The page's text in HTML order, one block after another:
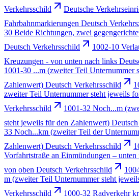
Verkehrsschild
Deutsche
Fahrbahnmarkierungen Deutsch
30 Beide Richtungen, zwei
Deutsch Verkehrsschild
1002-10
Kreuzungen - von unten nach links
1001-30 ...m (zweiter Teil Unternummer
Zahlenwert) Deutsch Verkehrsschild
zweiter Teil Unternummer steht jeweils
Verkehrsschild
1001-32 Noch...m
steht jeweils für den Zahlenwert)
33 Noch...km (zweiter Teil der
Zahlenwert) Deutsch Verkehrsschild
Vorfahrtstraße an Einmündungen –
von oben Deutsch Verkehrsschild
m (zweiter Teil Unternummer steht
Verkehrsschild
1000-32 Radverkehr